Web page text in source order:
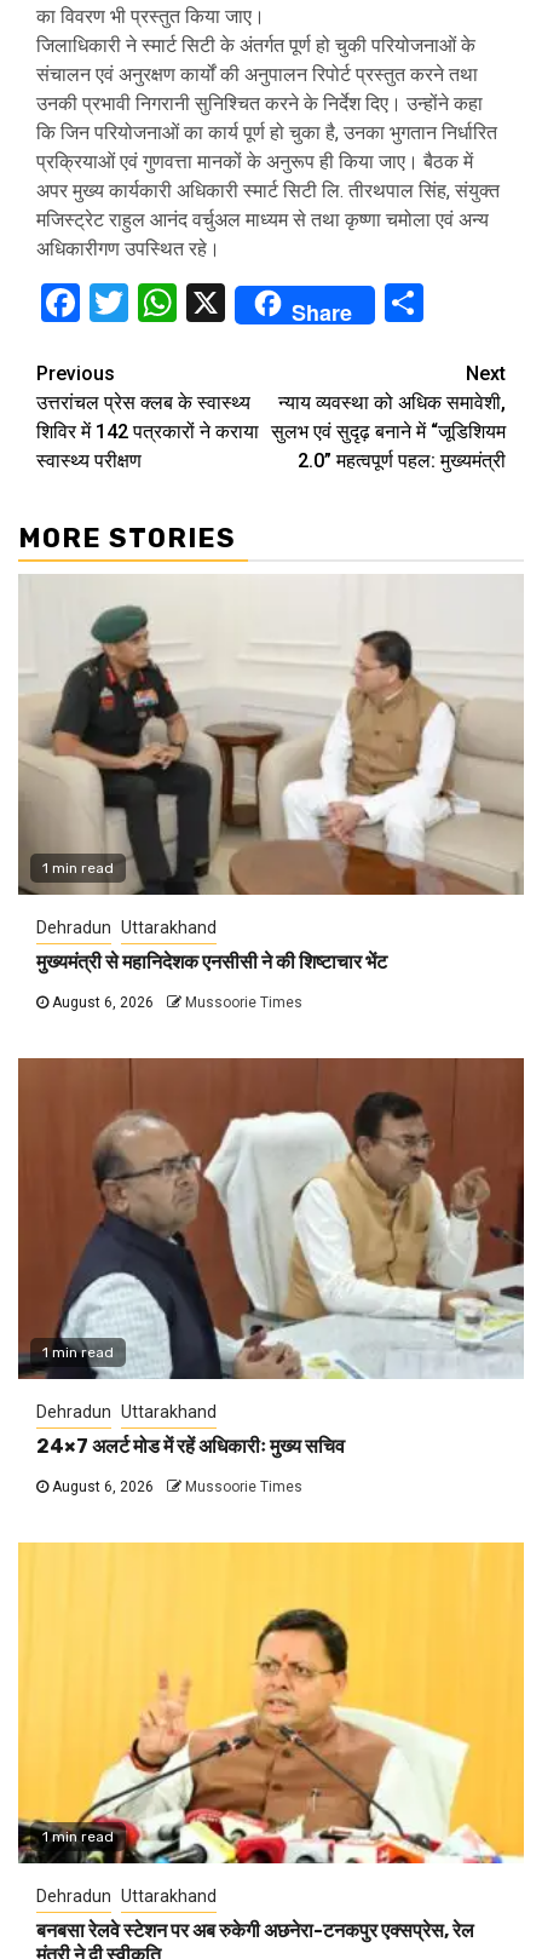
का विवरण भी प्रस्तुत किया जाए।
जिलाधिकारी ने स्मार्ट सिटी के अंतर्गत पूर्ण हो चुकी परियोजनाओं के
संचालन एवं अनुरक्षण कार्यों की अनुपालन रिपोर्ट प्रस्तुत करने तथा
उनकी प्रभावी निगरानी सुनिश्चित करने के निर्देश दिए। उन्होंने कहा
कि जिन परियोजनाओं का कार्य पूर्ण हो चुका है, उनका भुगतान निर्धारित
प्रक्रियाओं एवं गुणवत्ता मानकों के अनुरूप ही किया जाए। बैठक में
अपर मुख्य कार्यकारी अधिकारी स्मार्ट सिटी लि. तीरथपाल सिंह, संयुक्त
मजिस्ट्रेट राहुल आनंद वर्चुअल माध्यम से तथा कृष्णा चमोला एवं अन्य
अधिकारीगण उपस्थित रहे।
Facebook
TwitterWhatsApp
X Share
Continue
Reading
Previous
उत्तरांचल प्रेस क्लब के स्वास्थ्य
शिविर में 142 पत्रकारों ने कराया
स्वास्थ्य परीक्षण
Next
न्याय व्यवस्था को अधिक समावेशी,
सुलभ एवं सुदृढ़ बनाने में “जूडिशियम
2.0” महत्वपूर्ण पहल: मुख्यमंत्री
MORE STORIES
1 min read
Dehradun Uttarakhand
मुख्यमंत्री से महानिदेशक एनसीसी ने की शिष्टाचार भेंट
August 6, 2026 Mussoorie Times
1 min read
Dehradun Uttarakhand
24×7 अलर्ट मोड में रहें अधिकारीः मुख्य सचिव
August 6, 2026 Mussoorie Times
1 min read
Dehradun Uttarakhand
बनबसा रेलवे स्टेशन पर अब रुकेगी अछनेरा-टनकपुर एक्सप्रेस, रेल
मंत्री ने दी स्वीकृति